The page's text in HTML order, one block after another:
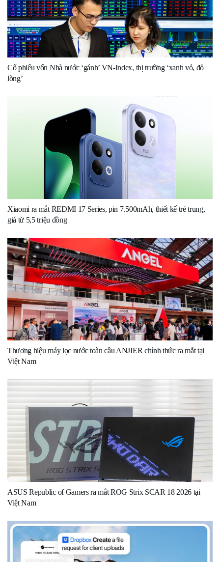
Cổ phiếu vốn Nhà nước ‘gánh’ VN-Index, thị trường ‘xanh vỏ, đỏ
lòng’
Xiaomi ra mắt REDMI 17 Series, pin 7.500mAh, thiết kế trẻ trung,
giá từ 5,5 triệu đồng
Thương hiệu máy lọc nước toàn cầu ANJIER chính thức ra mắt tại
Việt Nam
ASUS Republic of Gamers ra mắt ROG Strix SCAR 18 2026 tại
Việt Nam